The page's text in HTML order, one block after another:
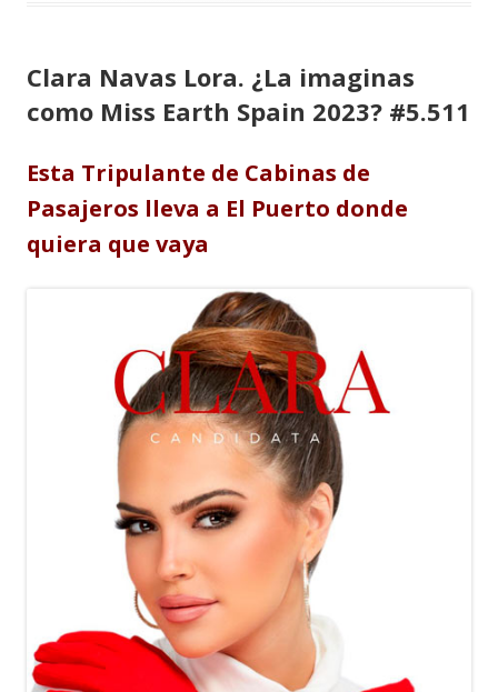
Clara Navas Lora. ¿La imaginas
como Miss Earth Spain 2023? #5.511
Esta Tripulante de Cabinas de
Pasajeros lleva a El Puerto donde
quiera que vaya